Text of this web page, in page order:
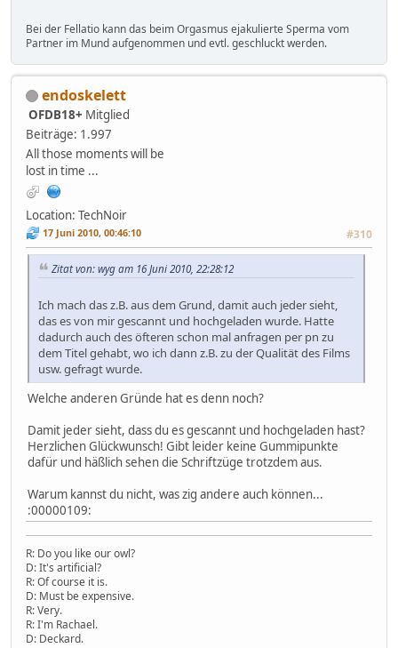
Bei der Fellatio kann das beim Orgasmus ejakulierte Sperma vom
Partner im Mund aufgenommen und evtl. geschluckt werden.
endoskelett
OFDB18+ Mitglied
Beiträge: 1.997
All those moments will be
lost in time ...
Location: TechNoir
17 Juni 2010, 00:46:10 #310
Zitat von: wyg am 16 Juni 2010, 22:28:12
Ich mach das z.B. aus dem Grund, damit auch jeder sieht,
das es von mir gescannt und hochgeladen wurde. Hatte
dadurch auch des öfteren schon mal anfragen per pn zu
dem Titel gehabt, wo ich dann z.B. zu der Qualität des Films
usw. gefragt wurde.
Welche anderen Gründe hat es denn noch?
Damit jeder sieht, dass du es gescannt und hochgeladen hast?
Herzlichen Glückwunsch! Gibt leider keine Gummipunkte
dafür und häßlich sehen die Schriftzüge trotzdem aus.
Warum kannst du nicht, was zig andere auch können...
:00000109:
R: Do you like our owl?
D: It's artificial?
R: Of course it is.
D: Must be expensive.
R: Very.
R: I'm Rachael.
D: Deckard.